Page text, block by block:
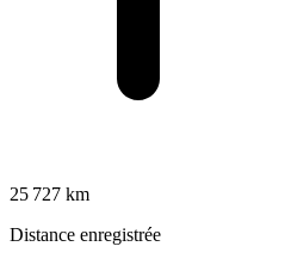
25 727 km
Distance enregistrée